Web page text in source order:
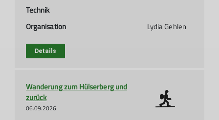
Technik
Organisation
Lydia Gehlen
Details
Wanderung zum Hülserberg und
zurück
06.09.2026